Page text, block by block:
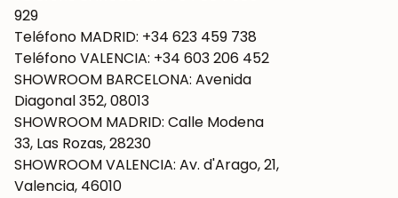
929
Teléfono MADRID: +34 623 459 738
Teléfono VALENCIA: +34 603 206 452
SHOWROOM BARCELONA: Avenida
Diagonal 352, 08013
SHOWROOM MADRID: Calle Modena
33, Las Rozas, 28230
SHOWROOM VALENCIA: Av. d'Arago, 21,
Valencia, 46010